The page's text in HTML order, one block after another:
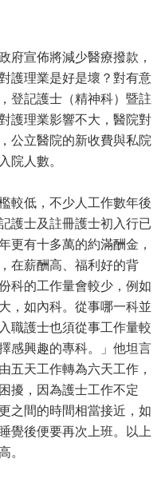
府宣佈將減少醫療撥款，
護理業是好是壞？對有意
登記護士（精神科）暨註
護理業影響不大，醫院對
公立醫院的新收費與私院
院人數。
較低，不少人工作數年後
護士及註冊護士初入行已
更有十多萬的約滿酬金，
在薪酬高、福利好的背
科的工作量會較少，例如
，如內科。從事哪一科並
職護士也須從事工作量較
感興趣的專科。」他坦言
五天工作轉為六天工作，
擾，因為護士工作不定
之間的時間相當接近，如
覺後便要再次上班。以上
。